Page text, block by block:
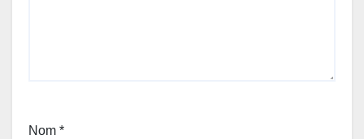
Nom *